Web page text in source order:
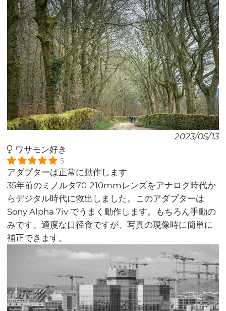
2023/05/13
ワサモン好き
5
アダプターは正常に動作します
35年前のミノルタ70-210mmレンズをアナログ時代か
らデジタル時代に救出しました。このアダプターは
Sony Alpha 7iv でうまく動作します。もちろん手動の
みです。適度な口径食ですが、写真の現像時に簡単に
補正できます。